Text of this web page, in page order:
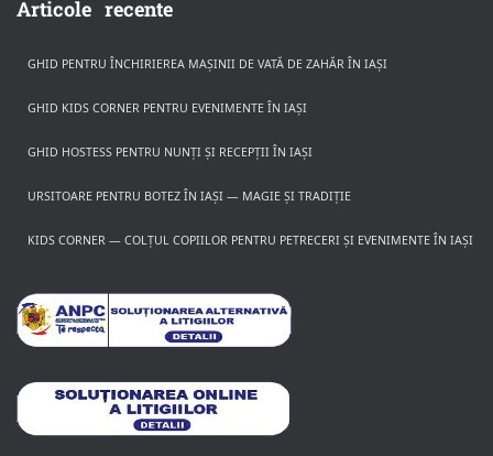
Articole recente
GHID PENTRU ÎNCHIRIEREA MAȘINII DE VATĂ DE ZAHĂR ÎN IAȘI
GHID KIDS CORNER PENTRU EVENIMENTE ÎN IAȘI
GHID HOSTESS PENTRU NUNȚI ȘI RECEPȚII ÎN IAȘI
URSITOARE PENTRU BOTEZ ÎN IAȘI — MAGIE ȘI TRADIȚIE
KIDS CORNER — COLȚUL COPIILOR PENTRU PETRECERI ȘI EVENIMENTE ÎN IAȘI